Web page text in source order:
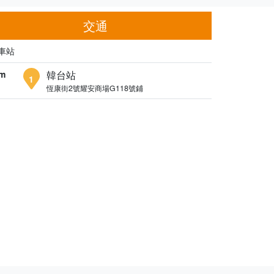
交通
站
1 韓台站
恆康街2號耀安商場G118號鋪